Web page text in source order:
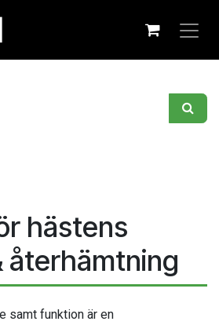
hästens
återhämtning
samt funktion är en